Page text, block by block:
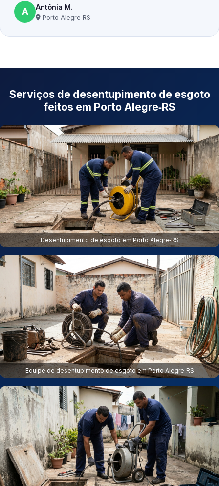
A Antônia M.
Porto Alegre‑RS
Serviços de desentupimento de esgoto
feitos em Porto Alegre‑RS
Desentupimento de esgoto em Porto Alegre‑RS
Equipe de desentupimento de esgoto em Porto Alegre‑RS